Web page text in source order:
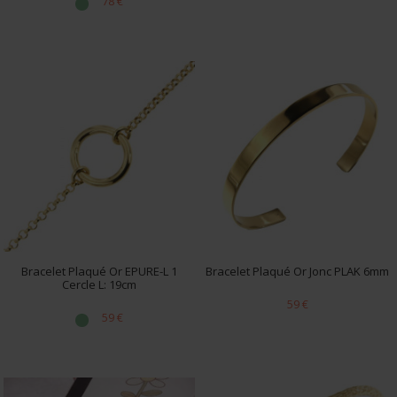
Bracelet Plaqué Or EPURE-L 1
Cercle L: 19cm
59 €
Bracelet Plaqué Or Jonc PLAK 6mm
59 €